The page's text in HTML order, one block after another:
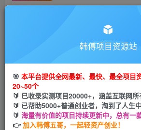
金币9.9金币99
立即购买
您当前未登录！建议登陆后
韩傅项目资源站
🎯 本平台提供全网最新、最快、最全项目
20~50个
🔰 已收录实测项目20000+，涵盖互联网
🔰 已帮助5000+普通创业者，淘到了人生中
🔰 海量有价值的项目持续更新中，总有一
👉加入韩傅五哥，一起轻资产创业！